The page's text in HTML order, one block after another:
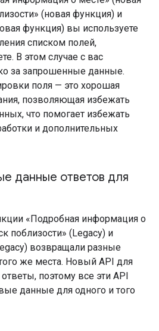
(новая функция) и
функция) вы используете
списком полей,
В этом случае с вас
за запрошенные данные.
поля — это хорошая
позволяющая избежать
что помогает избежать
и дополнительных
данные ответов для
«Подробная информация о
поблизости» (Legacy) и
возвращали разные
же места. Новый API для
поэтому все эти API
данные для одного и того